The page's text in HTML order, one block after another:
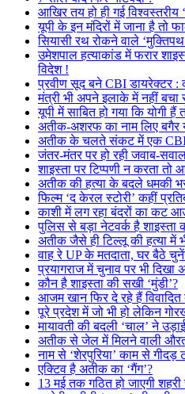
आखिर तय हो ही गई विश्वस्तरीय
यूपी के इन मंदिरों में जाना है तो
सियासी रथ रोकने वाले
उमेशपाल हत्याकांड में फरार
विदेश !
प्रवीण सूद बने CBI डायरेक्टर :
मंत्री भी अपने इलाके में नहीं
यूपी में साबित हो गया कि योगी हैं
अतीक-अशरफ का नाम लिए बगैर
अतीक के चलते संकट में एक
जंतर-मंतर पर हो रही जवाब-
शाइस्ता पर टिप्पणी न करता तो
अतीक की हत्या के बदले धमकी
फिल्म ‘द केरल स्टोरी’ कहीं
काशी में लग रहा बंदरों का कट
पुलिस से बड़ा नेटवर्क है शाइस्ता
अतीक जैसे ही टिल्लू की हत्या में
वाह रे UP के मतदाता, घर बैठे
प्रयागराज में चुनाव पर भी
कौन है शाइस्ता की सखी ‘मुंडी’?
आजम खान फिर दे रहे हैं विवादित
पूरे प्रदेश में जो भी हो लेकिन
मायावती की बदली ‘चाल’ ने
अतीक से जेल में मिलने वाली
नाम से ‘शेरपुरिया’ काम से गीदड़
एक्टिव है अतीक का ‘गैंग’?
13 मई तक गठित हो जाएगी